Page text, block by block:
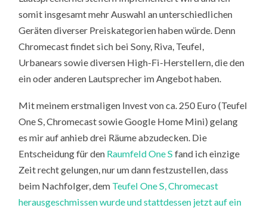
somit insgesamt mehr Auswahl an unterschiedlichen
Geräten diverser Preiskategorien haben würde. Denn
Chromecast findet sich bei Sony, Riva, Teufel,
Urbanears sowie diversen High-Fi-Herstellern, die den
ein oder anderen Lautsprecher im Angebot haben.
Mit meinem erstmaligen Invest von ca. 250 Euro (Teufel
One S, Chromecast sowie Google Home Mini) gelang
es mir auf anhieb drei Räume abzudecken. Die
Entscheidung für den Raumfeld One Sfand ich einzige
Zeit recht gelungen, nur um dann festzustellen, dass
beim Nachfolger, dem Teufel One S, Chromecast
herausgeschmissen wurde und stattdessen jetzt auf ein